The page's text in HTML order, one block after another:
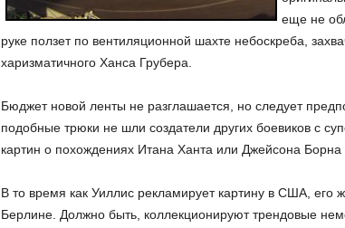
еще не
руке ползет по вентиляционной шахте небоскреба,
харизматичного Ханса Грубера.
Бюджет новой ленты не разглашается, но следует
подобные трюки не шли создатели других боевиков с
картин о похождениях Итана Ханта или Джейсона Борна
В то время как Уиллис рекламирует картину в США, его
Берлине. Должно быть, коллекционируют трендовые